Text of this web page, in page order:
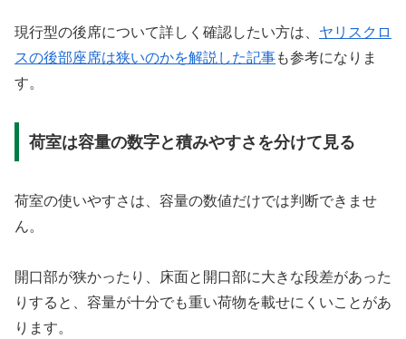
現行型の後席について詳しく確認したい方は、 ヤリスクロ
スの後部座席は狭いのかを解説した記事も参考になりま
す。
荷室は容量の数字と積みやすさを分けて見る
荷室の使いやすさは、容量の数値だけでは判断できませ
ん。
開口部が狭かったり、床面と開口部に大きな段差があった
りすると、容量が十分でも重い荷物を載せにくいことがあ
ります。